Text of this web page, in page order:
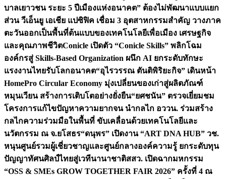
บาลเยาวชน ระยะ 5 ปีเมืองแห่งอนาคต” ต้องไม่พัฒนาแบบแยก
ส่วน วีเอ็นยู เอเชีย แปซิฟิค เชื่อม 3 อุตสาหกรรมสำคัญ วางภาค
ตะวันออกเป็นพื้นที่ต้นแบบของเทคโนโลยีเพื่อเมือง เศรษฐกิจ
และคุณภาพชีวิตConicle เปิดตัว “Conicle Skills” พลิกโฉม
องค์กรสู่ Skills-Based Organization ผนึก AI ยกระดับทักษะ
แรงงานไทยรับโลกอนาคต“อุไรวรรณ ตันติพิริยะกิจ” เดินหน้า
HomePro Circular Economy มุ่งเปลี่ยนของเก่าสู่ผลิตภัณฑ์
หมุนเวียน สร้างการเติบโตอย่างยั่งยืน“ยศชนัน” ตรวจเยี่ยมชม
โครงการแก้ไขปัญหาความยากจน นำกลไก อววน. ร่วมสร้าง
กลไกความร่วมมือในพื้นที่ ขับเคลื่อนด้วยเทคโนโลยีและ
นวัตกรรม ณ จ.ยโสธร“ดนุพร” เปิดงาน “ART DNA HUB” วช.
หนุนศูนย์รวมผู้เชี่ยวชาญและศูนย์กลางองค์ความรู้ ยกระดับทุน
ปัญญาทัศนศิลป์ไทยสู่เวทีนานาชาติสสว. เปิดฉากมหกรรม
“OSS & SMEs GROW TOGETHER FAIR 2026” ครั้งที่ 4 ณ